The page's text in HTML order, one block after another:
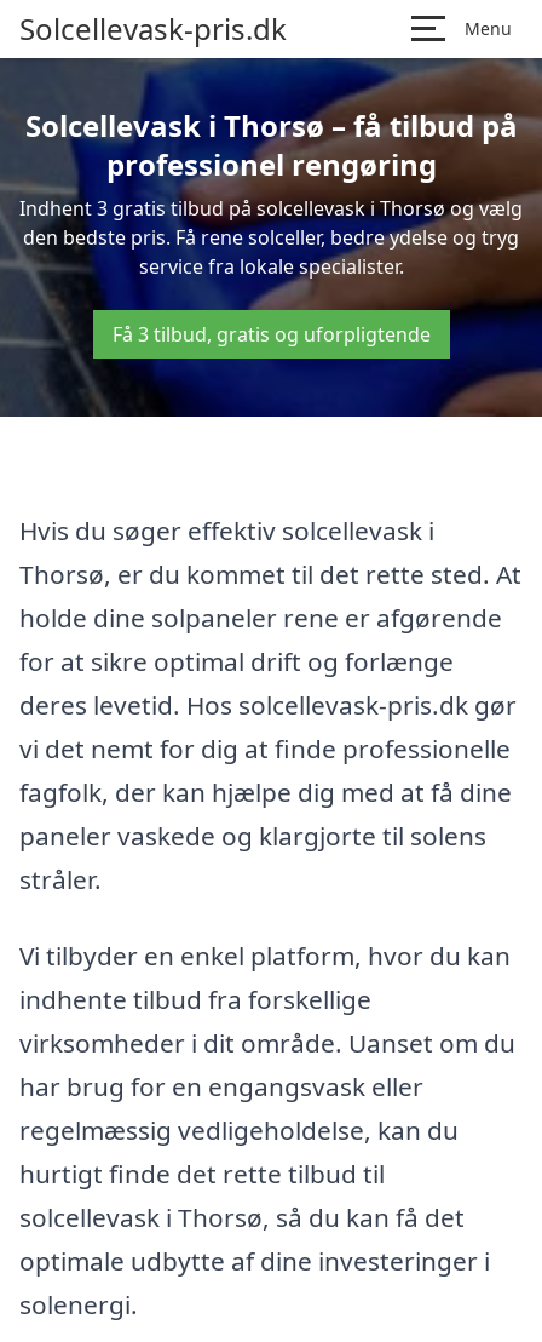
Solcellevask-pris.dk Menu
Solcellevask i Thorsø – få tilbud på
professionel rengøring
Indhent 3 gratis tilbud på solcellevask i Thorsø og vælg
den bedste pris. Få rene solceller, bedre ydelse og tryg
service fra lokale specialister.
Få 3 tilbud, gratis og uforpligtende
Hvis du søger effektiv solcellevask i
Thorsø, er du kommet til det rette sted. At
holde dine solpaneler rene er afgørende
for at sikre optimal drift og forlænge
deres levetid. Hos solcellevask-pris.dk gør
vi det nemt for dig at finde professionelle
fagfolk, der kan hjælpe dig med at få dine
paneler vaskede og klargjorte til solens
stråler.
Vi tilbyder en enkel platform, hvor du kan
indhente tilbud fra forskellige
virksomheder i dit område. Uanset om du
har brug for en engangsvask eller
regelmæssig vedligeholdelse, kan du
hurtigt finde det rette tilbud til
solcellevask i Thorsø, så du kan få det
optimale udbytte af dine investeringer i
solenergi.